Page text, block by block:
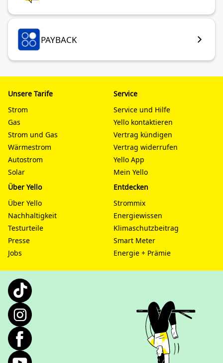
PAYBACK
Unsere Tarife
Strom
Gas
Strom und Gas
Wärmestrom
Autostrom
Solar
Service
Service und Hilfe
Yello kontaktieren
Vertrag kündigen
Vertrag widerrufen
Yello App
Mein Yello
Über Yello
Über Yello
Nachhaltigkeit
Testurteile
Presse
Jobs
Entdecken
Strommix
Energiewissen
Klimaschutzbeitrag
Smart Meter
Energie + Prämie